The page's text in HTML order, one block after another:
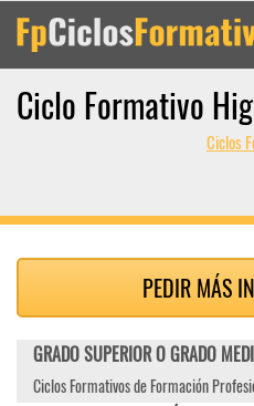
Ciclo Formativo
Ciclos
PEDIR MÁS
GRADO SUPERIOR O GRADO
Ciclos Formativos de Formación